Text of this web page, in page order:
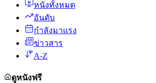
หนังทั้งหมด
อันดับ
กำลังมาแรง
ข่าวสาร
A-Z
ดูหนังฟรี